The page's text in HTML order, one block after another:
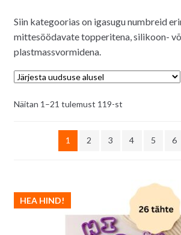
Siin kategoorias on igasugu numbreid
mittesöödavate topperitena, silikoon-
plastmassvormidena.
Näitan 1–21 tulemust 119-stSorditud
1
2 3 4 5 6
HEA HIND!